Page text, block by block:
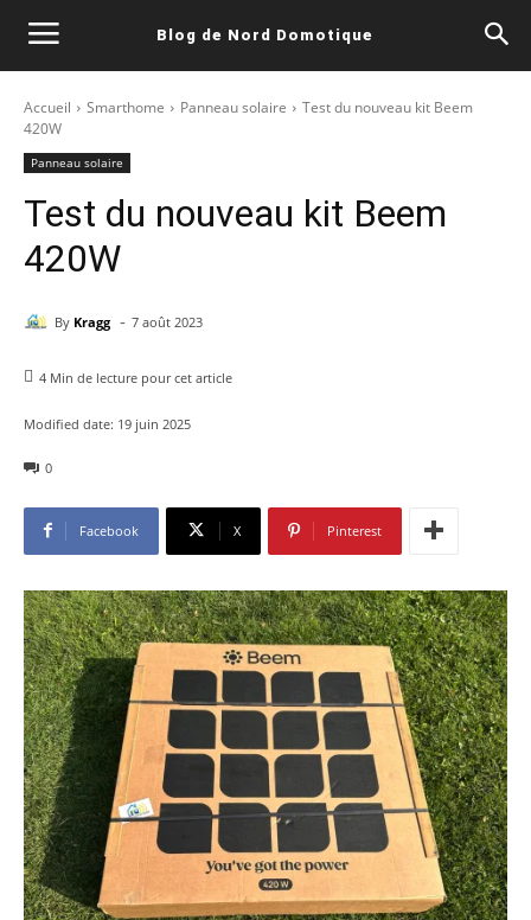
Blog de Nord Domotique
Accueil Smarthome Panneau solaire
Test du nouveau kit Beem
420W
Panneau solaire
Test du nouveau kit Beem
420W
By Kragg - 7 août 2023
4 Min de lecture pour cet article
Modified date: 19 juin 2025
0
Facebook X Pinterest